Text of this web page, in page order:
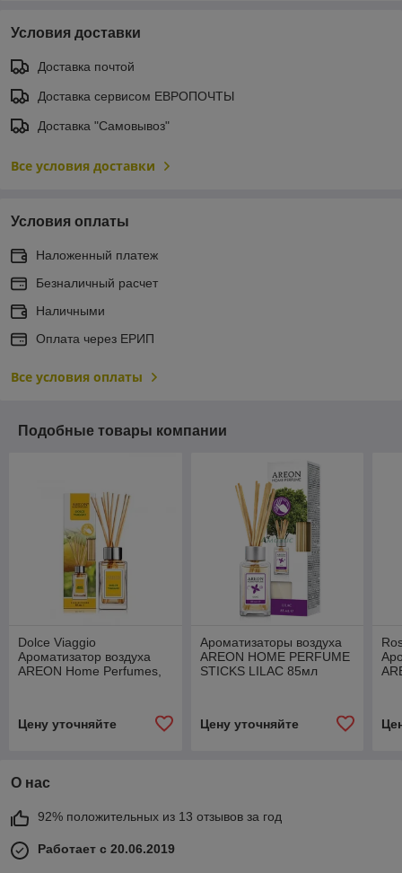
Условия доставки
Доставка почтой
Доставка сервисом ЕВРОПОЧТЫ
Доставка "Самовывоз"
Все условия доставки
Условия оплаты
Наложенный платеж
Безналичный расчет
Наличными
Оплата через ЕРИП
Все условия оплаты
Подобные товары компании
Dolce Viaggio
Ароматизатор воздуха
AREON Home Perfumes,
Цену уточняйте
Ароматизаторы воздуха
AREON HOME PERFUME
STICKS LILAC 85мл
Цену уточняйте
О нас
92% положительных из 13 отзывов за год
Работает с 20.06.2019